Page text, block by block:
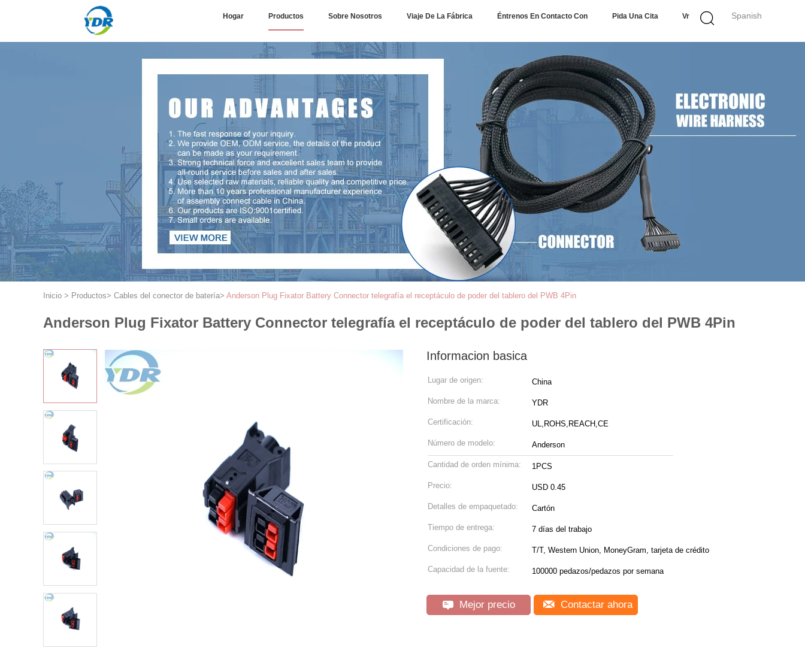
Spanish
Hogar Productos Sobre Nosotros Viaje De La Fábrica Éntrenos En Contacto Con Pida Una Cita Vr
Inicio > Productos> Cables del conector de batería> Anderson Plug Fixator Battery Connector telegrafía el receptáculo de poder del tablero del PWB 4Pin
Anderson Plug Fixator Battery Connector telegrafía el receptáculo de poder del tablero del PWB 4Pin
Informacion basica
Lugar de origen: China
Nombre de la marca: YDR
Certificación: UL,ROHS,REACH,CE
Número de modelo: Anderson
Cantidad de orden mínima: 1PCS
Precio: USD 0.45
Detalles de empaquetado: Cartón
Tiempo de entrega: 7 días del trabajo
Condiciones de pago: T/T, Western Union, MoneyGram, tarjeta de crédito
Capacidad de la fuente: 100000 pedazos/pedazos por semana
Mejor precio Contactar ahora